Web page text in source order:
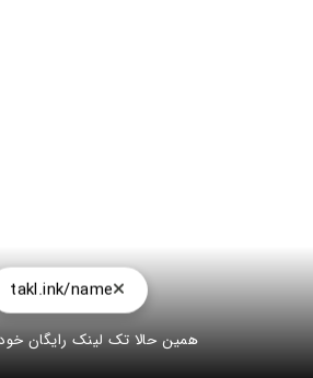
takl.ink/name
همین حالا تک لینک رایگان